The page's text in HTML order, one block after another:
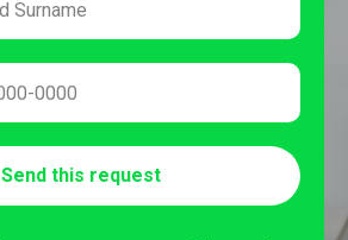
Send this request